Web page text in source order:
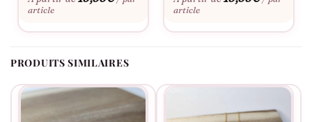
Pour celles qui cherchent un cadeau significatif, ce collier
liens, ce collier est un choix excellent. Son design intemporel le
rend également idéal pour les vacances ou pour des occasions
article
article
PRODUITS SIMILAIRES